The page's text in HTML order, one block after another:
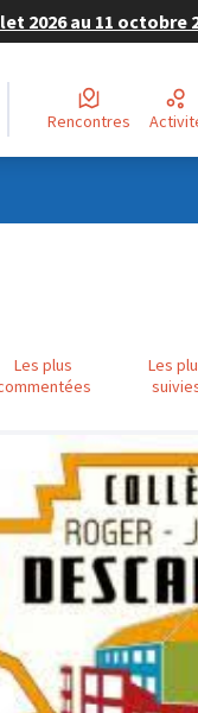
2026 au 11 octobre
Rencontres
Les plus
Les